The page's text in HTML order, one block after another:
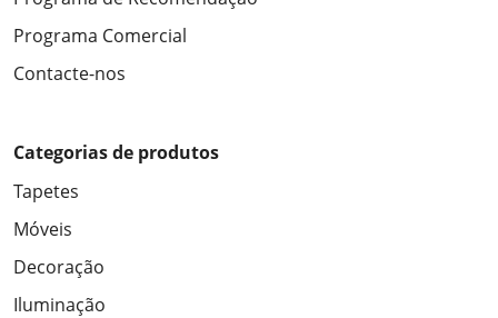
Programa Comercial
Contacte-nos
Categorias de produtos
Tapetes
Móveis
Decoração
Iluminação